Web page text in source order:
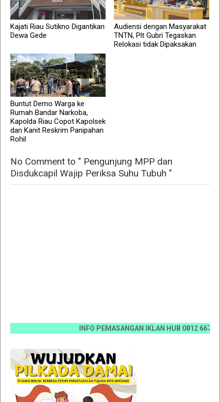
Kajati Riau Sutikno Digantikan
Dewa Gede
Audiensi dengan Masyarakat
TNTN, Plt Gubri Tegaskan
Relokasi tidak Dipaksakan
Buntut Demo Warga ke
Rumah Bandar Narkoba,
Kapolda Riau Copot Kapolsek
dan Kanit Reskrim Panipahan
Rohil
No Comment to " Pengunjung MPP dan
Disdukcapil Wajip Periksa Suhu Tubuh "
INFO PEMASANGAN IKLAN HUB 0812 6670